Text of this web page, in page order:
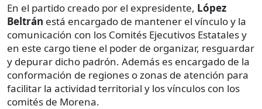
En el partido creado por el expresidente, López
Beltrán está encargado de mantener el vínculo y la
comunicación con los Comités Ejecutivos Estatales y
en este cargo tiene el poder de organizar, resguardar
y depurar dicho padrón. Además es encargado de la
conformación de regiones o zonas de atención para
facilitar la actividad territorial y los vínculos con los
comités de Morena.